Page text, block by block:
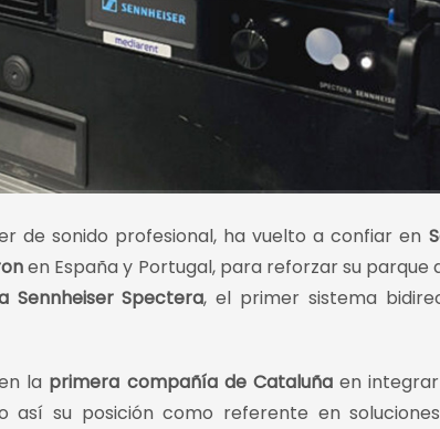
de sonido profesional, ha vuelto a confiar en
en España y Portugal, para reforzar su parque
Sennheiser Spectera, el primer sistema
la primera compañía de Cataluñaen
así su posición como referente en